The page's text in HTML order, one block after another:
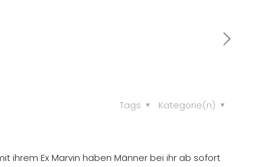
Kategorie(n)
Tags
ihrem Ex Marvin haben Männer bei ihr ab sofort